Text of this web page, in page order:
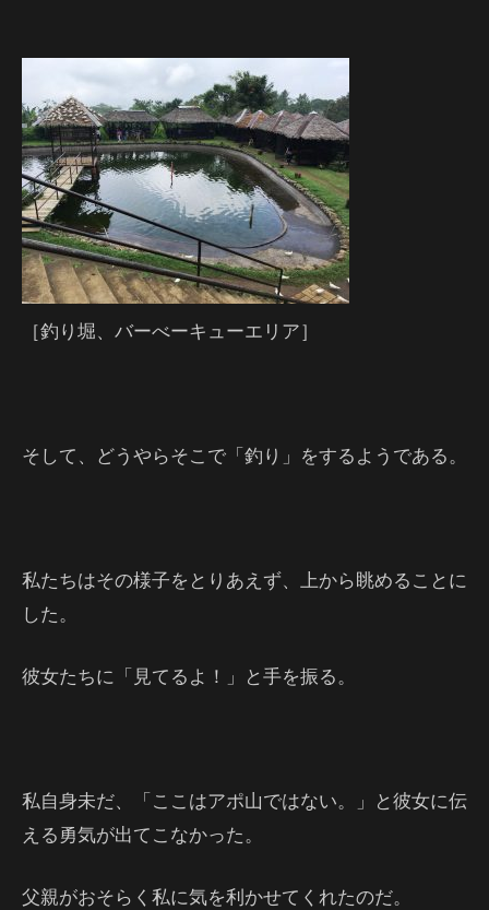
［釣り堀、バーべーキューエリア］
そして、どうやらそこで「釣り」をするようである。
私たちはその様子をとりあえず、上から眺めることに
した。
彼女たちに「見てるよ！」と手を振る。
私自身未だ、「ここはアポ山ではない。」と彼女に伝
える勇気が出てこなかった。
父親がおそらく私に気を利かせてくれたのだ。